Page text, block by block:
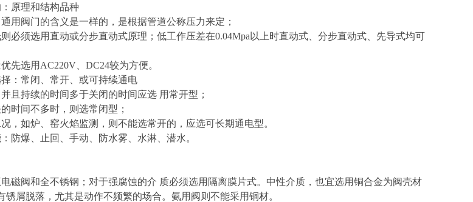
原理和结构品种
用阀门的含义是一样的，是根据管道公称压力来定；
必须选用直动或分步直动式原理；低工作压差在0.04Mpa以上时直动式、分步直动式、先导式均可
先选用AC220V、DC24较为方便。
：常闭、常开、或可持续通电
且持续的时间多于关闭的时间应选 用常开型；
时间不多时，则选常闭型；
，如炉、窑火焰监测，则不能选常开的，应选可长期通电型。
防爆、止回、手动、防水雾、水淋、潜水。
磁阀和全不锈钢；对于强腐蚀的介 质必须选用隔离膜片式。中性介质，也宜选用铜合金为阀壳材
屑脱落，尤其是动作不频繁的场合。氨用阀则不能采用铜材。